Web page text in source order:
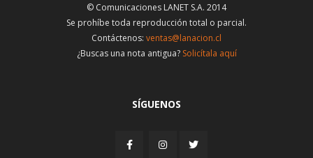
© Comunicaciones LANET S.A. 2014
Se prohíbe toda reproducción total o parcial.
Contáctenos: ventas@lanacion.cl
¿Buscas una nota antigua? Solicítala aquí
SÍGUENOS